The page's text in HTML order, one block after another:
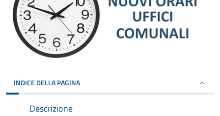
INDICE DELLA PAGINA
Descrizione